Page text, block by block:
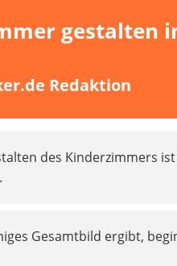
gestalten
Redaktion
des Kinderzimmers
Gesamtbild ergibt,